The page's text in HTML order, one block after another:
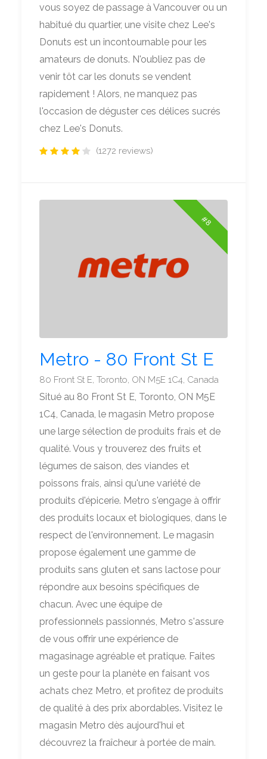
vous soyez de passage à Vancouver ou un
habitué du quartier, une visite chez Lee's
Donuts est un incontournable pour les
amateurs de donuts. N'oubliez pas de
venir tôt car les donuts se vendent
rapidement ! Alors, ne manquez pas
l'occasion de déguster ces délices sucrés
chez Lee's Donuts.
(1272 reviews)
#8
Metro - 80 Front St E
80 Front St E, Toronto, ON M5E 1C4, Canada
Situé au 80 Front St E, Toronto, ON M5E
1C4, Canada, le magasin Metro propose
une large sélection de produits frais et de
qualité. Vous y trouverez des fruits et
légumes de saison, des viandes et
poissons frais, ainsi qu'une variété de
produits d'épicerie. Metro s'engage à offrir
des produits locaux et biologiques, dans le
respect de l'environnement. Le magasin
propose également une gamme de
produits sans gluten et sans lactose pour
répondre aux besoins spécifiques de
chacun. Avec une équipe de
professionnels passionnés, Metro s'assure
de vous offrir une expérience de
magasinage agréable et pratique. Faites
un geste pour la planète en faisant vos
achats chez Metro, et profitez de produits
de qualité à des prix abordables. Visitez le
magasin Metro dès aujourd'hui et
découvrez la fraîcheur à portée de main.